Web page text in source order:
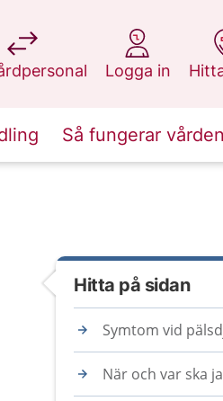
1177.se
Logga in
på 1177.se
på
Så fungerar vården
Hitta på sidan
Symtom vid
När och var ska